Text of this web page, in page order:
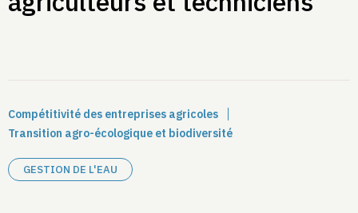
Compétitivité des entreprises agricoles
Transition agro-écologique et biodiversité
GESTION DE L'EAU